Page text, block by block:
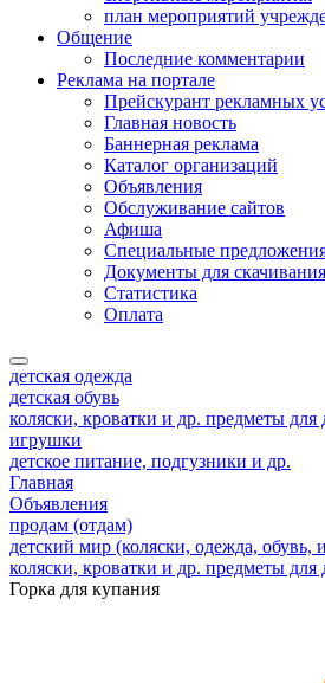
план мероприятий
Общение
Последние комментарии
Реклама на портале
Прейскурант рекламных
Главная новость
Баннерная реклама
Каталог организаций
Объявления
Обслуживание сайтов
Афиша
Специальные
Документы для скачивания
Статистика
Оплата
детская одежда
детская обувь
коляски, кроватки и др. предметы для
игрушки
детское питание, подгузники и др.
Главная
Объявления
продам (отдам)
детский мир (коляски, одежда, обувь,
коляски, кроватки и др. предметы для
Горка для купания